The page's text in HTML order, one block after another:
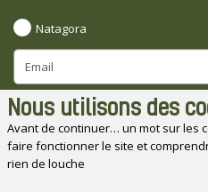
Nous utilisons des
Avant de continuer… un mot sur les
faire fonctionner le site et
rien de louche
Natagora
Natagora souhaite